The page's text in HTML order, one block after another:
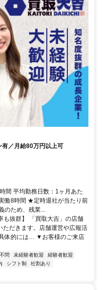
／月給80万円以上可
間 平均勤務日数：1ヶ月あた
働8時間 ★定時退社が当たり前
のため、残業...
も抜群】 「買取大吉」の店舗
ただきます。店舗運営や広報活
体的には… ▼お客様のご来店
問 未経験者歓迎
経験者歓迎
シフト制
社割あり